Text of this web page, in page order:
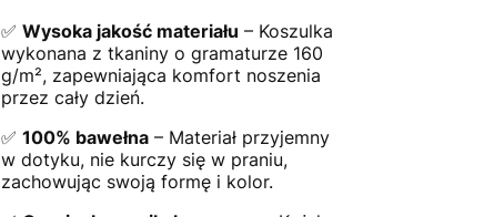
✅Wysoka jakość materiału – Koszulka
wykonana z tkaniny o gramaturze 160
g/m², zapewniająca komfort noszenia
przez cały dzień.
✅100% bawełna – Materiał przyjemny
w dotyku, nie kurczy się w praniu,
zachowując swoją formę i kolor.